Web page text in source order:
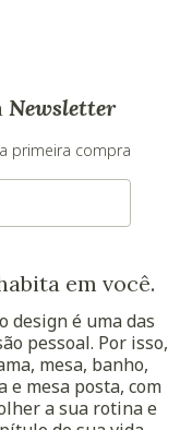
Newsletter
primeira compra
em você.
design é uma das
pessoal. Por isso,
mesa, banho,
e mesa posta, com
a sua rotina e